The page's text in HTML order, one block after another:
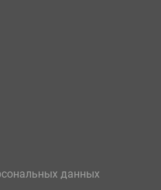
данных